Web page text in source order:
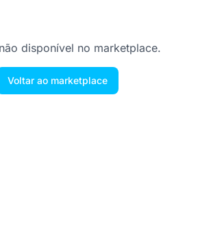
disponível no marketplace.
Voltar ao marketplace